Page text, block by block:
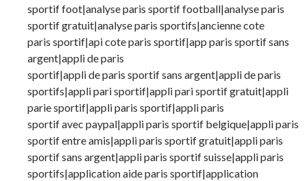
sportif foot|analyse paris sportif football|analyse paris
sportif gratuit|analyse paris sportifs|ancienne cote
paris sportif|api cote paris sportif|app paris sportif sans
argent|appli de paris
sportif|appli de paris sportif sans argent|appli de paris
sportifs|appli pari sportif|appli pari sportif gratuit|appli
parie sportif|appli paris sportif|appli paris
sportif avec paypal|appli paris sportif belgique|appli paris
sportif entre amis|appli paris sportif gratuit|appli paris
sportif sans argent|appli paris sportif suisse|appli paris
sportifs|application aide paris sportif|application